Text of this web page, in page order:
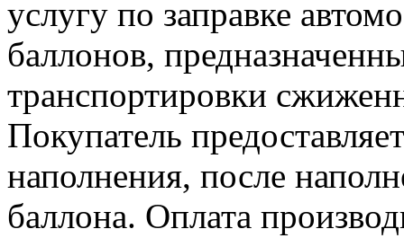
услугу по заправке
баллонов,
транспортировки
Покупатель
наполнения, после
баллона. Оплата